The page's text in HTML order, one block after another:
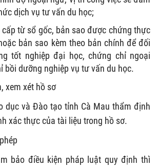
dịch vụ tư vấn du học;
từ sổ gốc, bản sao được chứng thực
bản sao kèm theo bản chính để đối
tốt nghiệp đại học, chứng chỉ ngoại
bồi dưỡng nghiệp vụ tư vấn du học.
xem xét hồ sơ
dục và Đào tạo tỉnh Cà Mau thẩm định
xác thực của tài liệu trong hồ sơ.
bảo điều kiện pháp luật quy định thì